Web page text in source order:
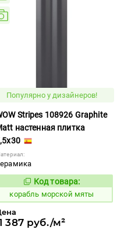
Популярно у дизайнеров!
Stripes 108926 Graphite
настенная плитка
773181
Код товара:
корабль морской мяты
387 руб./м²